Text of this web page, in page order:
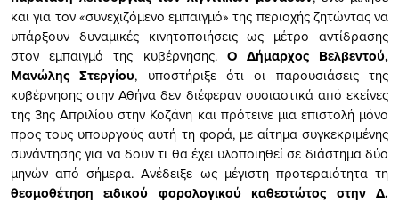
και για τον «συνεχιζόμενο εμπαιγμό» της περιοχής ζητώντας να
υπάρξουν δυναμικές κινητοποιήσεις ως μέτρο αντίδρασης
στον εμπαιγμό της κυβέρνησης. Ο Δήμαρχος Βελβεντού,
Μανώλης Στεργίου, υποστήριξε ότι οι παρουσιάσεις της
κυβέρνησης στην Αθήνα δεν διέφεραν ουσιαστικά από εκείνες
της 3ης Απριλίου στην Κοζάνη και πρότεινε μια επιστολή μόνο
προς τους υπουργούς αυτή τη φορά, με αίτημα συγκεκριμένης
συνάντησης για να δουν τι θα έχει υλοποιηθεί σε διάστημα δύο
μηνών από σήμερα. Ανέδειξε ως μέγιστη προτεραιότητα τη
θεσμοθέτηση ειδικού φορολογικού καθεστώτος στην Δ.